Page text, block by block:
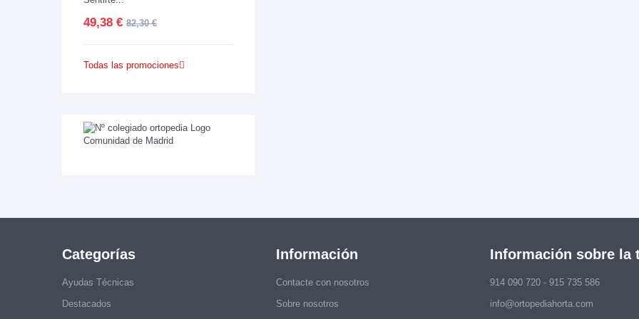
49,38 € 82,30 €
Todas las promociones
Categorías
Ayudas Técnicas
Destacados
Información
Contacte con nosotros
Sobre nosotros
Información sobre la
914 090 720 - 915 735 586
info@ortopediahorta.com